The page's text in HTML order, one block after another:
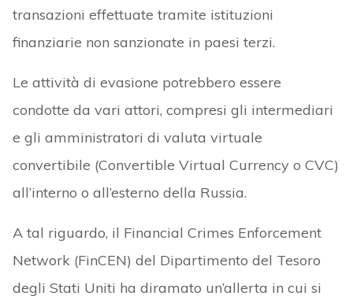
transazioni effettuate tramite istituzioni
finanziarie non sanzionate in paesi terzi.
Le attività di evasione potrebbero essere
condotte da vari attori, compresi gli intermediari
e gli amministratori di valuta virtuale
convertibile (Convertible Virtual Currency o CVC)
all’interno o all’esterno della Russia.
A tal riguardo, il Financial Crimes Enforcement
Network (FinCEN) del Dipartimento del Tesoro
degli Stati Uniti ha diramato un’allerta in cui si